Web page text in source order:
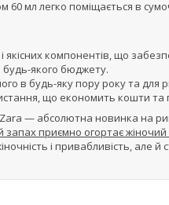
60 мл легко поміщається в
компонентів, що
якого бюджету.
в будь-яку пору року та для
що економить кошти та
— абсолютна новинка на
запах приємно огортає
і привабливість, але